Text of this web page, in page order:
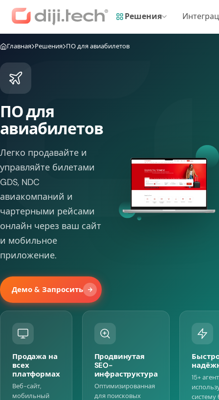
Решения
Главная Решения ПО для авиабилетов
ПО для
авиабилетов
Легко продавайте и
управляйте билетами
GDS, NDC
авиакомпаний и
чартерными рейсами
онлайн через ваш сайт
и мобильное
приложение.
Демо & Запросить
Продажа на
всех
платформах
Веб-сайт,
мобильный
Продвинутая
SEO-
инфраструктура
Оптимизированная
для поисковых
15+
систему